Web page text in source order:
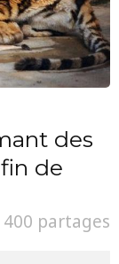
des
de
400 partages